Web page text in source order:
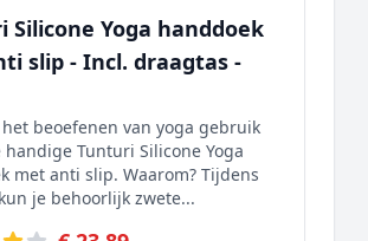
Silicone Yoga handdoek
slip - Incl. draagtas -
beoefenen van yoga gebruik
handige Tunturi Silicone Yoga
met anti slip. Waarom? Tijdens
je behoorlijk zwete...